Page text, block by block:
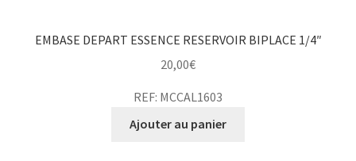
EMBASE DEPART ESSENCE RESERVOIR BIPLACE 1/4″
20,00€
REF: MCCAL1603
Ajouter au panier